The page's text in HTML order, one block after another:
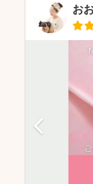
お